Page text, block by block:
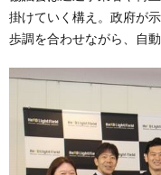
掛けていく構え。政府が
歩調を合わせながら、自